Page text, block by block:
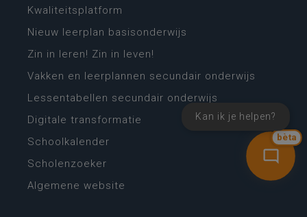
bèta
Kan ik je helpen?
Kwaliteitsplatform
Nieuw leerplan basisonderwijs
Zin in leren! Zin in leven!
Vakken en leerplannen secundair onderwijs
Lessentabellen secundair onderwijs
Digitale transformatie
Schoolkalender
Scholenzoeker
Algemene website